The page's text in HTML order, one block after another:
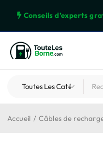
Conseils d’experts
Accueil / Câbles de